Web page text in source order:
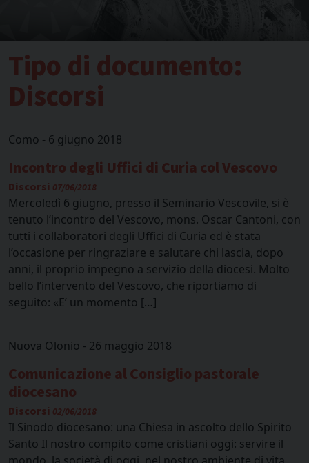
Tipo di documento:
Discorsi
Como - 6 giugno 2018
Incontro degli Uffici di Curia col Vescovo
Discorsi 07/06/2018
Mercoledì 6 giugno, presso il Seminario Vescovile, si è
tenuto l’incontro del Vescovo, mons. Oscar Cantoni, con
tutti i collaboratori degli Uffici di Curia ed è stata
l’occasione per ringraziare e salutare chi lascia, dopo
anni, il proprio impegno a servizio della diocesi. Molto
bello l’intervento del Vescovo, che riportiamo di
seguito: «E’ un momento […]
Nuova Olonio - 26 maggio 2018
Comunicazione al Consiglio pastorale
diocesano
Discorsi 02/06/2018
Il Sinodo diocesano: una Chiesa in ascolto dello Spirito
Santo Il nostro compito come cristiani oggi: servire il